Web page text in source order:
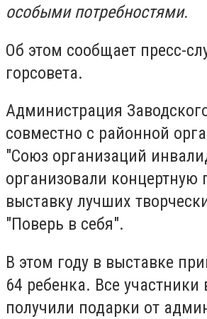
особыми потребностями.
Об этом сообщает пресс-
горсовета.
Администрация
совместно с районной
"Союз организаций
организовали концертную
выставку лучших
"Поверь в себя".
В этом году в выставке
64 ребенка. Все участники
получили подарки от